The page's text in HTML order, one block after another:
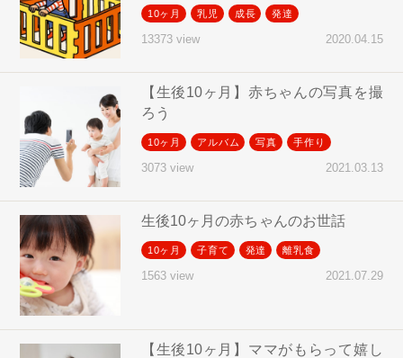
10ヶ月 乳児 成長 発達
13373 view 2020.04.15
【生後10ヶ月】赤ちゃんの写真を撮
ろう
10ヶ月 アルバム 写真 手作り
3073 view 2021.03.13
生後10ヶ月の赤ちゃんのお世話
10ヶ月 子育て 発達 離乳食
1563 view 2021.07.29
【生後10ヶ月】ママがもらって嬉し